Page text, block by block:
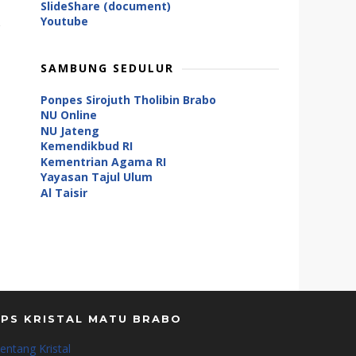
SlideShare (document)
Youtube
SAMBUNG SEDULUR
Ponpes Sirojuth Tholibin Brabo
NU Online
NU Jateng
Kemendikbud RI
Kementrian Agama RI
Yayasan Tajul Ulum
Al Taisir
KRISTAL MATU BRABO
Kristal